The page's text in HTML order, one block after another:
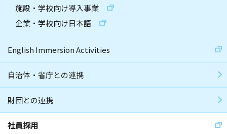
施設・学校向け導入事業
企業・学校向け日本語
English Immersion Activities
自治体・省庁との連携
財団との連携
社員採用